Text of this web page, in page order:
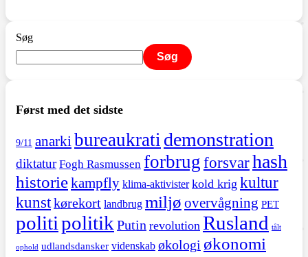
Søg
Søg
Først med det sidste
9/11 anarki bureaukrati demonstration
diktatur Fogh Rasmussen forbrugforsvarhash
historiekampfly klima-aktivister kold krig kultur
kunstkørekort landbrug miljø overvågning PET
politipolitik Putin revolution Rusland tålt
ophold udlandsdansker videnskab økologi økonomi